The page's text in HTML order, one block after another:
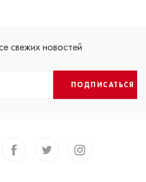
свежих новостей
ПОДПИСАТЬСЯ